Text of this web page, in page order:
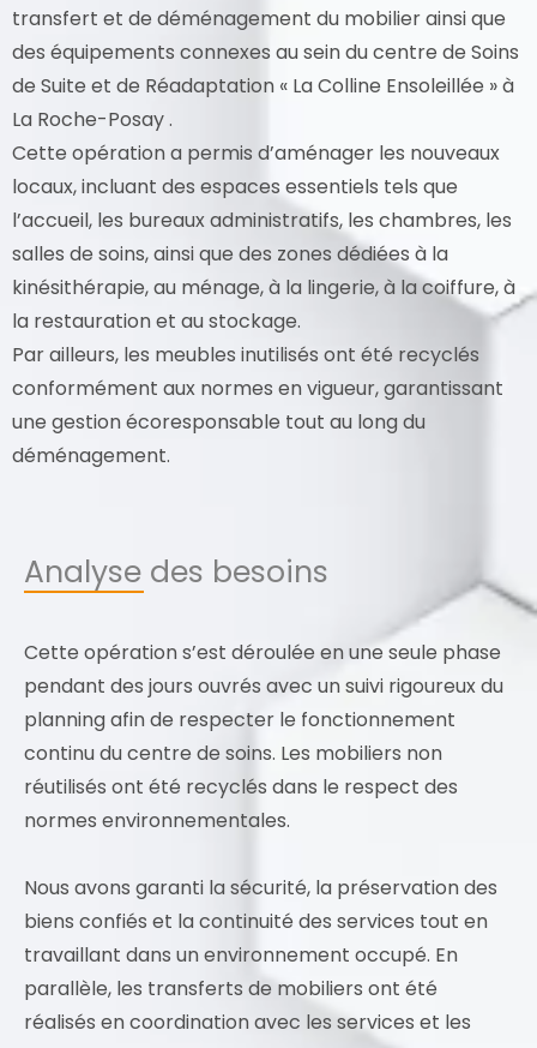
transfert et de déménagement du mobilier ainsi que
des équipements connexes au sein du centre de Soins
de Suite et de Réadaptation « La Colline Ensoleillée » à
La Roche-Posay .
Cette opération a permis d’aménager les nouveaux
locaux, incluant des espaces essentiels tels que
l’accueil, les bureaux administratifs, les chambres, les
salles de soins, ainsi que des zones dédiées à la
kinésithérapie, au ménage, à la lingerie, à la coiffure, à
la restauration et au stockage.
Par ailleurs, les meubles inutilisés ont été recyclés
conformément aux normes en vigueur, garantissant
une gestion écoresponsable tout au long du
déménagement.
Analyse des besoins
Cette opération s’est déroulée en une seule phase
pendant des jours ouvrés avec un suivi rigoureux du
planning afin de respecter le fonctionnement
continu du centre de soins. Les mobiliers non
réutilisés ont été recyclés dans le respect des
normes environnementales.
Nous avons garanti la sécurité, la préservation des
biens confiés et la continuité des services tout en
travaillant dans un environnement occupé. En
parallèle, les transferts de mobiliers ont été
réalisés en coordination avec les services et les